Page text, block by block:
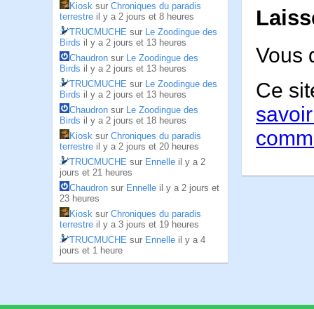
Kiosk sur Chroniques du paradis
terrestre il y a 2 jours et 8 heures
TRUCMUCHE sur Le Zoodingue des
Birds il y a 2 jours et 13 heures
Chaudron sur Le Zoodingue des
Birds il y a 2 jours et 13 heures
TRUCMUCHE sur Le Zoodingue des
Birds il y a 2 jours et 13 heures
Chaudron sur Le Zoodingue des
Birds il y a 2 jours et 18 heures
Kiosk sur Chroniques du paradis
terrestre il y a 2 jours et 20 heures
TRUCMUCHE sur Ennelle il y a 2
jours et 21 heures
Chaudron sur Ennelle il y a 2 jours et
23 heures
Kiosk sur Chroniques du paradis
terrestre il y a 3 jours et 19 heures
TRUCMUCHE sur Ennelle il y a 4
jours et 1 heure
Vous
Ce